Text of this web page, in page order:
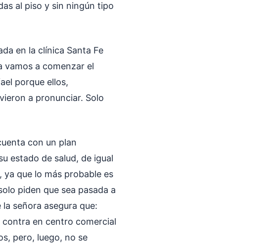
al piso y sin ningún tipo
en la clínica Santa Fe
vamos a comenzar el
porque ellos,
a pronunciar. Solo
con un plan
estado de salud, de igual
que lo más probable es
piden que sea pasada a
señora asegura que:
contra en centro comercial
pero, luego, no se